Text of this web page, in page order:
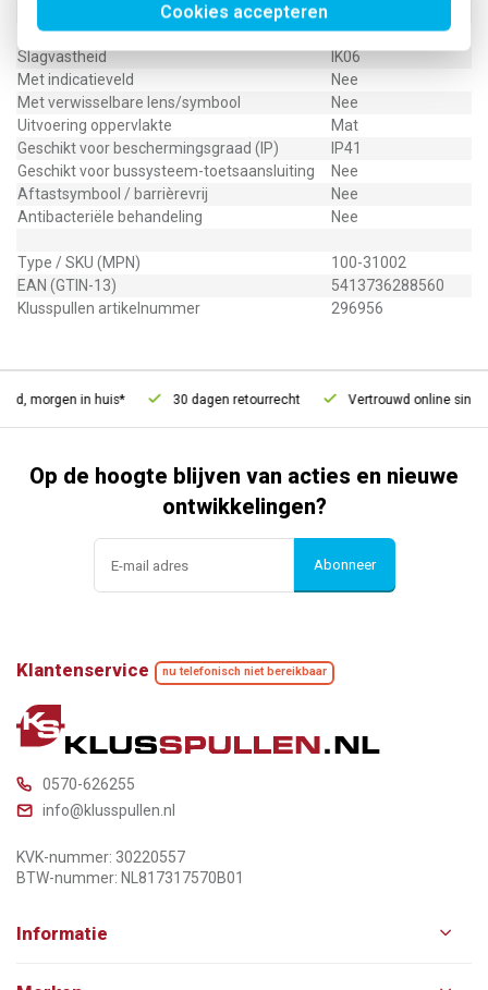
Cookies accepteren
Controlevenster/verlicht
RAL-nummer (vergelijkbaar)
1013
Slagvastheid
IK06
Met indicatieveld
Nee
Met verwisselbare lens/symbool
Nee
Uitvoering oppervlakte
Mat
Geschikt voor beschermingsgraad (IP)
IP41
Geschikt voor bussysteem-toetsaansluiting
Nee
Aftastsymbool / barrièrevrij
Nee
Antibacteriële behandeling
Nee
Type / SKU (MPN)
100-31002
EAN (GTIN-13)
5413736288560
Klusspullen artikelnummer
296956
morgen in huis* 30 dagen retourrecht Vertrouwd online sinds
Op de hoogte blijven van acties en nieuwe
ontwikkelingen?
Abonneer
Klantenservice nu telefonisch niet bereikbaar
0570-626255
info@klusspullen.nl
KVK-nummer: 30220557
BTW-nummer: NL817317570B01
Informatie